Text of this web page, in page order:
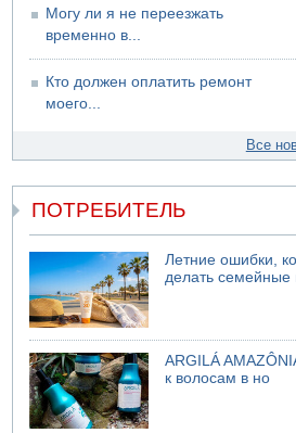
Могу ли я не переезжать
временно в...
Кто должен оплатить ремонт
моего...
Все
ПОТРЕБИТЕЛЬ
Летние ошибки,
делать семейные
ARGILÁ
к волосам в но